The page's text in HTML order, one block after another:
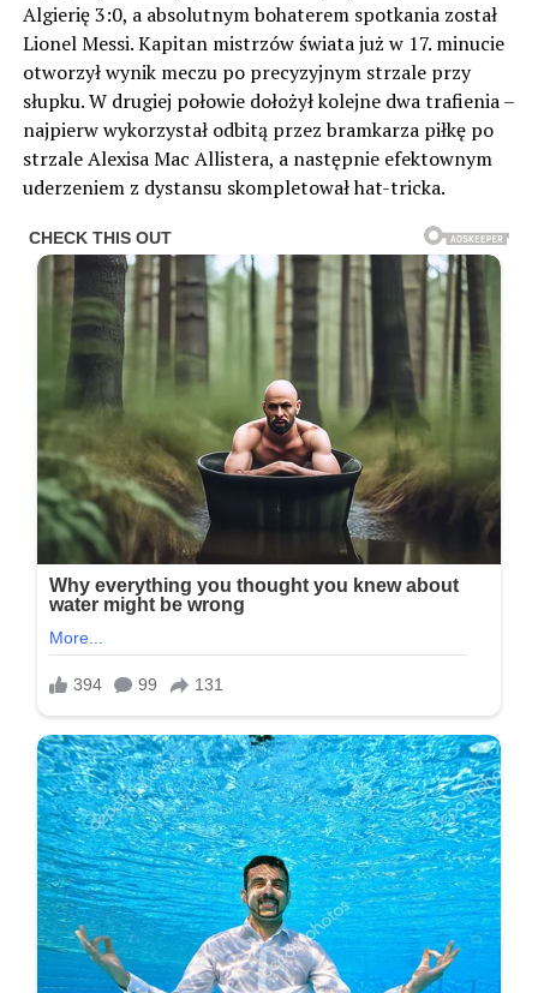
Algierię 3:0, a absolutnym bohaterem spotkania został
Lionel Messi. Kapitan mistrzów świata już w 17. minucie
otworzył wynik meczu po precyzyjnym strzale przy
słupku. W drugiej połowie dołożył kolejne dwa trafienia –
najpierw wykorzystał odbitą przez bramkarza piłkę po
strzale Alexisa Mac Allistera, a następnie efektownym
uderzeniem z dystansu skompletował hat-tricka.